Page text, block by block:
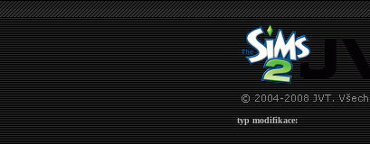
typ modifikace: